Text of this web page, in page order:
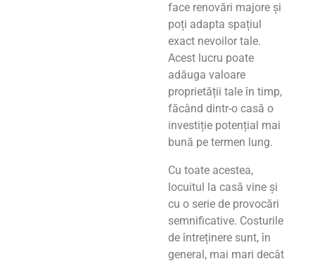
face renovări majore și
poți adapta spațiul
exact nevoilor tale.
Acest lucru poate
adăuga valoare
proprietății tale în timp,
făcând dintr-o casă o
investiție potențial mai
bună pe termen lung.
Cu toate acestea,
locuitul la casă vine și
cu o serie de provocări
semnificative. Costurile
de întreținere sunt, în
general, mai mari decât